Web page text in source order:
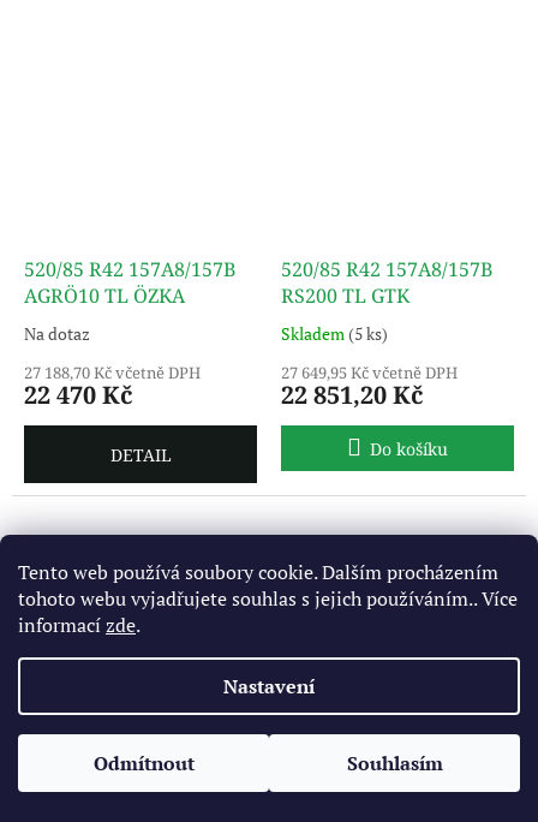
Tento web používá soubory cookie. Dalším procházením
tohoto webu vyjadřujete souhlas s jejich používáním.. Více
informacízde.
Nastavení
Odmítnout Souhlasím
520/85 R42 157A8/157B
AGRÖ10 TL ÖZKA
Na dotaz
27 188,70 Kč včetně DPH
22 470 Kč
DETAIL
520/85 R42 157A8/157B
RS200 TL GTK
Skladem(5 ks)
27 649,95 Kč včetně DPH
22 851,20 Kč
Do košíku
520/85 R42 157D Agri
520/85 R42 162A8/162B